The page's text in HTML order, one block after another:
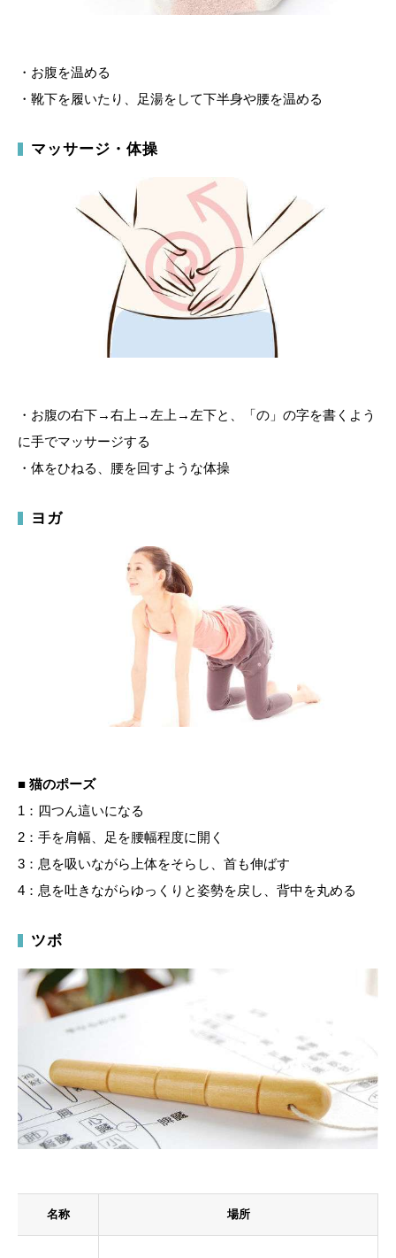
・お腹を温める
・靴下を履いたり、足湯をして下半身や腰を温める
マッサージ・体操
・お腹の右下→右上→左上→左下と、「の」の字を書くよう
に手でマッサージする
・体をひねる、腰を回すような体操
ヨガ
■ 猫のポーズ
1：四つん這いになる
2：手を肩幅、足を腰幅程度に開く
3：息を吸いながら上体をそらし、首も伸ばす
4：息を吐きながらゆっくりと姿勢を戻し、背中を丸める
ツボ
名称 場所